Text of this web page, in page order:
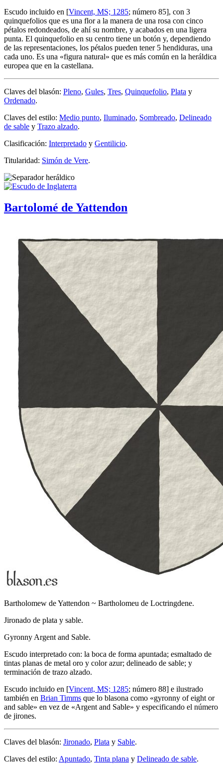
Escudo incluido en [Vincent, MS; 1285; número 85], con 3
quinquefolios que es una flor a la manera de una rosa con cinco
pétalos redondeados, de ahí su nombre, y acabados en una ligera
punta. El quinquefolio en su centro tiene un botón y, dependiendo
de las representaciones, los pétalos pueden tener 5 hendiduras, una
cada uno. Es una «figura natural» que es más común en la heráldica
europea que en la castellana.
Claves del blasón: Pleno, Gules, Tres, Quinquefolio, Plata y
Ordenado.
Claves del estilo: Medio punto, Iluminado, Sombreado, Delineado
de sable y Trazo alzado.
Clasificación: Interpretado y Gentilicio.
Titularidad: Simón de Vere.
Bartolomé de Yattendon
Bartholomew de Yattendon ~ Bartholomeu de Loctringdene.
Jironado de plata y sable.
Gyronny Argent and Sable.
Escudo interpretado con: la boca de forma apuntada; esmaltado de
tintas planas de metal oro y color azur; delineado de sable; y
terminación de trazo alzado.
Escudo incluido en [Vincent, MS; 1285; número 88] e ilustrado
también en Brian Timms que lo blasona como «gyronny of eight or
and sable» en vez de «Argent and Sable» y especificando el número
de jirones.
Claves del blasón: Jironado, Plata y Sable.
Claves del estilo: Apuntado, Tinta plana y Delineado de sable.